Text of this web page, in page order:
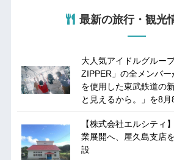
最新の旅行・観光
大人気アイドルグルー
ZIPPER」の全メンバ
を使用した東武鉄道の
と見えるから。」を8月
【株式会社エルシティ
業展開へ、屋久島支店
設